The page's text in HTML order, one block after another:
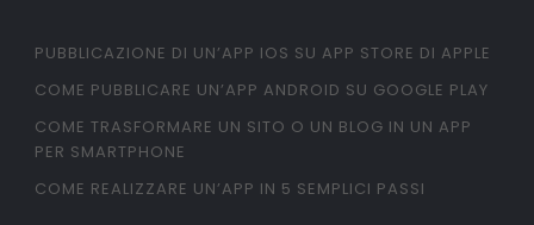
PUBBLICAZIONE DI UN’APP IOS SU APP STORE DI APPLE
COME PUBBLICARE UN’APP ANDROID SU GOOGLE PLAY
COME TRASFORMARE UN SITO O UN BLOG IN UN APP
PER SMARTPHONE
COME REALIZZARE UN’APP IN 5 SEMPLICI PASSI